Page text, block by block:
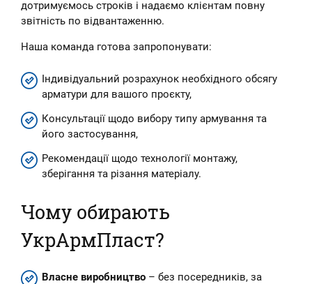
дотримуємось строків і надаємо клієнтам повну
звітність по відвантаженню.
Наша команда готова запропонувати:
Індивідуальний розрахунок необхідного обсягу
арматури для вашого проєкту,
Консультації щодо вибору типу армування та
його застосування,
Рекомендації щодо технології монтажу,
зберігання та різання матеріалу.
Чому обирають
УкрАрмПласт?
Власне виробництво – без посередників, за